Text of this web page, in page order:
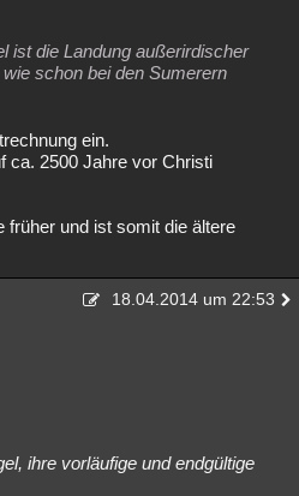
ist die Landung außerirdischer
schon bei den Sumerern
ein.
ca. 2500 Jahre vor Christi
früher und ist somit die ältere
18.04.2014 um 22:53
ihre vorläufige und endgültige